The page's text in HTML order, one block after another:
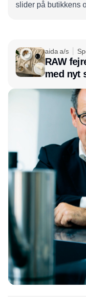
slider på butikkens
aida a/s
RAW
med nyt